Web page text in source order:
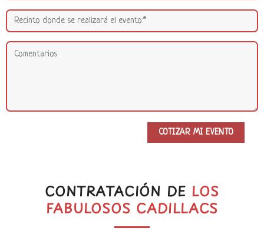
CONTRATACIÓN DE LOS
FABULOSOS CADILLACS